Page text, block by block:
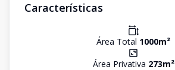
Características
Área Total 1000m²
Área Privativa 273m²